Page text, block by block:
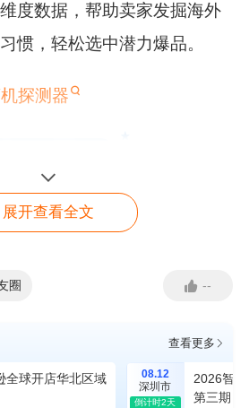
度数据，帮助卖家发掘海外
惯，轻松选中潜力爆品。
探测器
品清单，助力卖家拓展欧美
【免费入驻】 亚马逊入驻
展开查看全文
圈 --
查看更多
全球开店华北区域
08.12
深圳市
倒计时2天
2026智
第三期